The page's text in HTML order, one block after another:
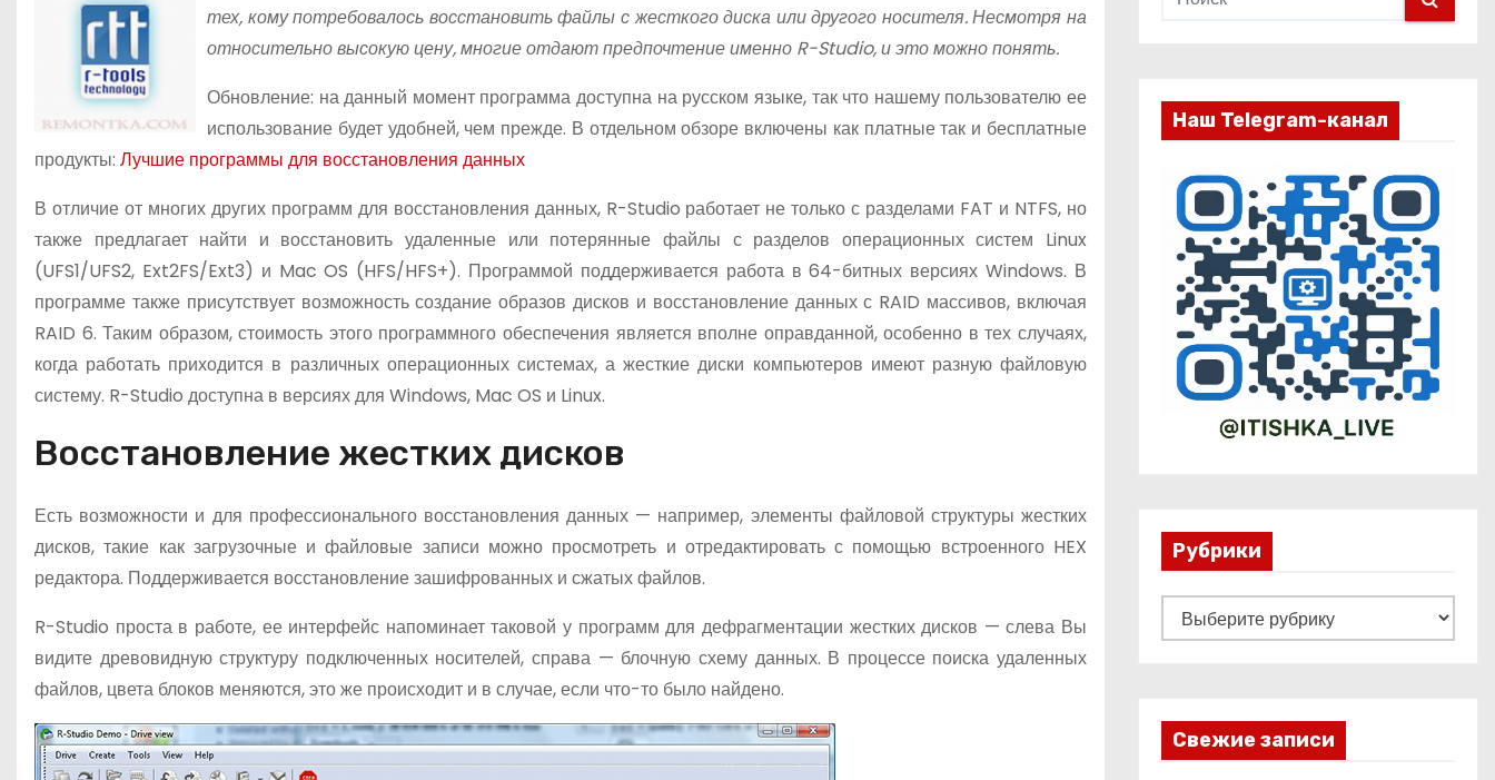
тех, кому потребовалось восстановить файлы с жесткого диска или другого носителя. Несмотря на
относительно высокую цену, многие отдают предпочтение именно R-Studio, и это можно понять.
Обновление: на данный момент программа доступна на русском языке, так что нашему пользователю ее
использование будет удобней, чем прежде. В отдельном обзоре включены как платные так и бесплатные
продукты: Лучшие программы для восстановления данных
В отличие от многих других программ для восстановления данных, R-Studio работает не только с разделами FAT и NTFS, но
также предлагает найти и восстановить удаленные или потерянные файлы с разделов операционных систем Linux
(UFS1/UFS2, Ext2FS/Ext3) и Mac OS (HFS/HFS+). Программой поддерживается работа в 64-битных версиях Windows. В
программе также присутствует возможность создание образов дисков и восстановление данных с RAID массивов, включая
RAID 6. Таким образом, стоимость этого программного обеспечения является вполне оправданной, особенно в тех случаях,
когда работать приходится в различных операционных системах, а жесткие диски компьютеров имеют разную файловую
систему. R-Studio доступна в версиях для Windows, Mac OS и Linux.
Восстановление жестких дисков
Есть возможности и для профессионального восстановления данных — например, элементы файловой структуры жестких
дисков, такие как загрузочные и файловые записи можно просмотреть и отредактировать с помощью встроенного HEX
редактора. Поддерживается восстановление зашифрованных и сжатых файлов.
R-Studio проста в работе, ее интерфейс напоминает таковой у программ для дефрагментации жестких дисков — слева Вы
видите древовидную структуру подключенных носителей, справа — блочную схему данных. В процессе поиска удаленных
файлов, цвета блоков меняются, это же происходит и в случае, если что-то было найдено.
Наш Telegram-канал
Рубрики
у
к
Свежие записи